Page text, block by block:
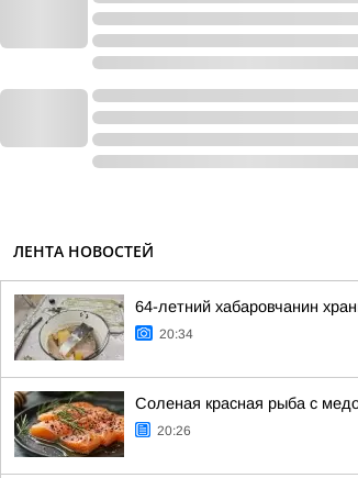
ЛЕНТА НОВОСТЕЙ
64-летний хабаровчанин
20:34
Соленая красная рыба с
20:26